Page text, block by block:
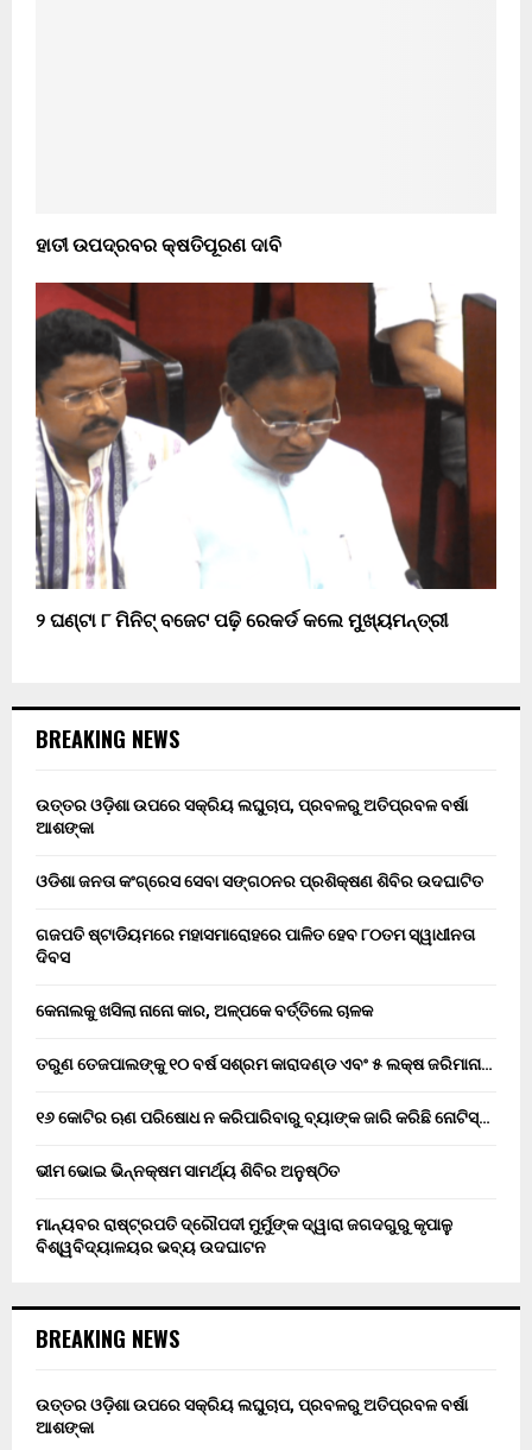
ହାତୀ ଉପଦ୍ରବର କ୍ଷତିପୂରଣ ଦାବି
୨ ଘଣ୍ଟା ୮ ମିନିଟ୍ ବଜେଟ ପଢ଼ି ରେକର୍ଡ କଲେ ମୁଖ୍ୟମନ୍ତ୍ରୀ
BREAKING NEWS
ଉତ୍ତର ଓଡ଼ିଶା ଉପରେ ସକ୍ରିୟ ଲଘୁଚାପ, ପ୍ରବଳରୁ ଅତିପ୍ରବଳ ବର୍ଷା
ଆଶଙ୍କା
ଓଡିଶା ଜନତା କଂଗ୍ରେସ ସେବା ସଙ୍ଗଠନର ପ୍ରଶିକ୍ଷଣ ଶିବିର ଉଦଘାଟିତ
ଗଜପତି ଷ୍ଟାଡିୟମରେ ମହାସମାରୋହରେ ପାଳିତ ହେବ ୮୦ତମ ସ୍ୱାଧୀନତା
ଦିବସ
କେନାଲକୁ ଖସିଲା ନାନୋ କାର, ଅଳ୍ପକେ ବର୍ତ୍ତିଲେ ଚାଳକ
ତରୁଣ ତେଜପାଲଙ୍କୁ ୧୦ ବର୍ଷ ସଶ୍ରମ କାରାଦଣ୍ଡ ଏବଂ ₹୫ ଲକ୍ଷ ଜରିମାନା…
୧୬ କୋଟିର ଋଣ ପରିଷୋଧ ନ କରିପାରିବାରୁ ବ୍ୟାଙ୍କ ଜାରି କରିଛି ନୋଟିସ୍…
ଭୀମ ଭୋଇ ଭିନ୍ନକ୍ଷମ ସାମର୍ଥ୍ୟ ଶିବିର ଅନୁଷ୍ଠିତ
ମାନ୍ୟବର ରାଷ୍ଟ୍ରପତି ଦ୍ରୌପଦୀ ମୁର୍ମୁଙ୍କ ଦ୍ୱାରା ଜଗଦଗୁରୁ କୃପାଳୁ
ବିଶ୍ୱବିଦ୍ୟାଳୟର ଭବ୍ୟ ଉଦଘାଟନ
BREAKING NEWS
ଉତ୍ତର ଓଡ଼ିଶା ଉପରେ ସକ୍ରିୟ ଲଘୁଚାପ, ପ୍ରବଳରୁ ଅତିପ୍ରବଳ ବର୍ଷା
ଆଶଙ୍କା